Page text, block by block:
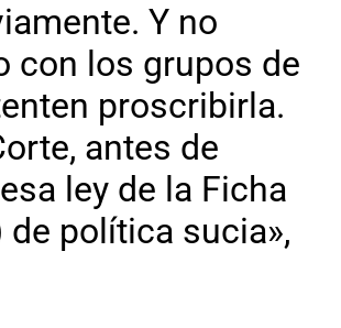
Y no
con los grupos de
proscribirla.
antes de
ley de la Ficha
de política sucia»,